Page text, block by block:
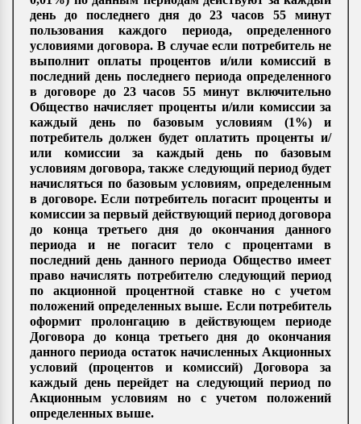
день до последнего дня до 23 часов 55 минут
пользования каждого периода, определенного
условиями договора. В случае если потребитель не
выполнит оплаты процентов и/или комиссий в
последний день последнего периода определенного
в договоре до 23 часов 55 минут включительно
Общество начисляет проценты и/или комиссии за
каждый день по базовым условиям (1%) и
потребитель должен будет оплатить проценты и/
или комиссии за каждый день по базовым
условиям договора, также следующий период будет
начисляться по базовым условиям, определенным
в договоре. Если потребитель погасит проценты и
комиссии за первый действующий период договора
до конца третьего дня до окончания данного
периода и не погасит тело с процентами в
последний день данного периода Общество имеет
право начислять потребителю следующий период
по акционной процентной ставке но с учетом
положений определенных выше. Если потребитель
оформит пролонгацию в действующем периоде
Договора до конца третьего дня до окончания
данного периода остаток начисленных Акционных
условий (процентов и комиссий) Договора за
каждый день перейдет на следующий период по
Акционным условиям но с учетом положений
определенных выше.